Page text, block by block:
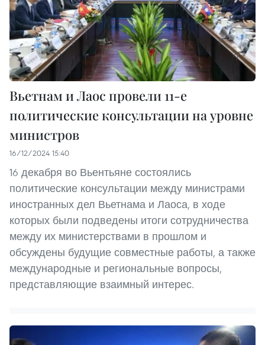
Вьетнам и Лаос провели 11-е
политические консультации на уровне
министров
16/12/2024 15:40
16 декабря во Вьентьяне состоялись
политические консультации между министрами
иностранных дел Вьетнама и Лаоса, в ходе
которых были подведены итоги сотрудничества
между их министерствами в прошлом и
обсуждены будущие совместные работы, а также
международные и региональные вопросы,
представляющие взаимный интерес.